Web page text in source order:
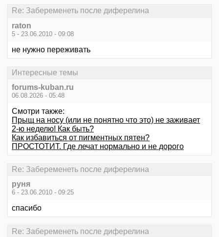
Re: Забеременеть после диферелина
raton
5 - 23.06.2010 - 09:08
не нужно переживать
Интересные темы
forums-kuban.ru
06.08.2026 - 05:48
Смотри также:
Прыщ на носу (или не понятно что это) не заживает
2-ю неделю! Как быть?
Как избавиться от пигментных пятен?
ПРОСТОТИТ. Где лечат нормально и не дорого
Re: Забеременеть после диферелина
руня
6 - 23.06.2010 - 09:25
спасибо
Re: Забеременеть после диферелина